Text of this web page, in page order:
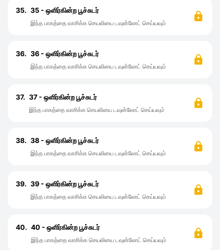
35. 35 - ஒளிர்கின்ற பூச்சுடர்
இந்த பாகத்தை வாசிக்க செயலியை டவுன்லோட் செய்யவும்
36. 36 - ஒளிர்கின்ற பூச்சுடர்
இந்த பாகத்தை வாசிக்க செயலியை டவுன்லோட் செய்யவும்
37. 37 - ஒளிர்கின்ற பூச்சுடர்
இந்த பாகத்தை வாசிக்க செயலியை டவுன்லோட் செய்யவும்
38. 38 - ஒளிர்கின்ற பூச்சுடர்
இந்த பாகத்தை வாசிக்க செயலியை டவுன்லோட் செய்யவும்
39. 39 - ஒளிர்கின்ற பூச்சுடர்
இந்த பாகத்தை வாசிக்க செயலியை டவுன்லோட் செய்யவும்
40. 40 - ஒளிர்கின்ற பூச்சுடர்
இந்த பாகத்தை வாசிக்க செயலியை டவுன்லோட் செய்யவும்